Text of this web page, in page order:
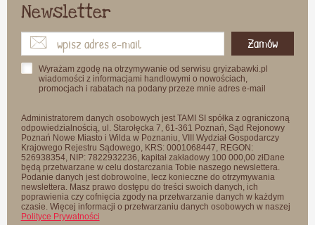
Newsletter
Zamów
Wyrażam zgodę na otrzymywanie od serwisu gryizabawki.pl
wiadomości z informacjami handlowymi o nowościach,
promocjach i rabatach na podany przeze mnie adres e-mail
Administratorem danych osobowych jest TAMI SI spółka z ograniczoną
odpowiedzialnością, ul. Starołęcka 7, 61-361 Poznań, Sąd Rejonowy
Poznań Nowe Miasto i Wilda w Poznaniu, VIII Wydział Gospodarczy
Krajowego Rejestru Sądowego, KRS: 0001068447, REGON:
526938354, NIP: 7822932236, kapitał zakładowy 100 000,00 złDane
będą przetwarzane w celu dostarczania Tobie naszego newslettera.
Podanie danych jest dobrowolne, lecz konieczne do otrzymywania
newslettera. Masz prawo dostępu do treści swoich danych, ich
poprawienia czy cofnięcia zgody na przetwarzanie danych w każdym
czasie. Więcej informacji o przetwarzaniu danych osobowych w naszej
Polityce Prywatności